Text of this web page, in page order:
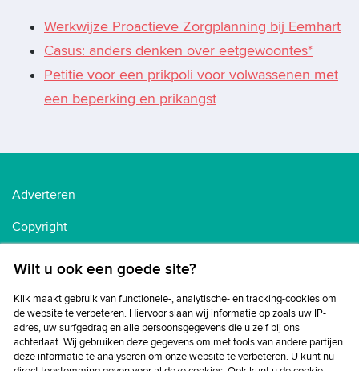
Werkwijze Proactieve Zorgplanning bij Eemhart
Casus: anders denken over eetgewoontes*
Petitie voor een prikpoli voor volwassenen met
een beperking en prikangst
Adverteren
Copyright
Privacybeleid
Disclaimer
Wilt u ook een goede site?
Klik maakt gebruik van functionele-, analytische- en tracking-cookies om
de website te verbeteren. Hiervoor slaan wij informatie op zoals uw IP-
adres, uw surfgedrag en alle persoonsgegevens die u zelf bij ons
achterlaat. Wij gebruiken deze gegevens om met tools van andere partijen
deze informatie te analyseren om onze website te verbeteren. U kunt nu